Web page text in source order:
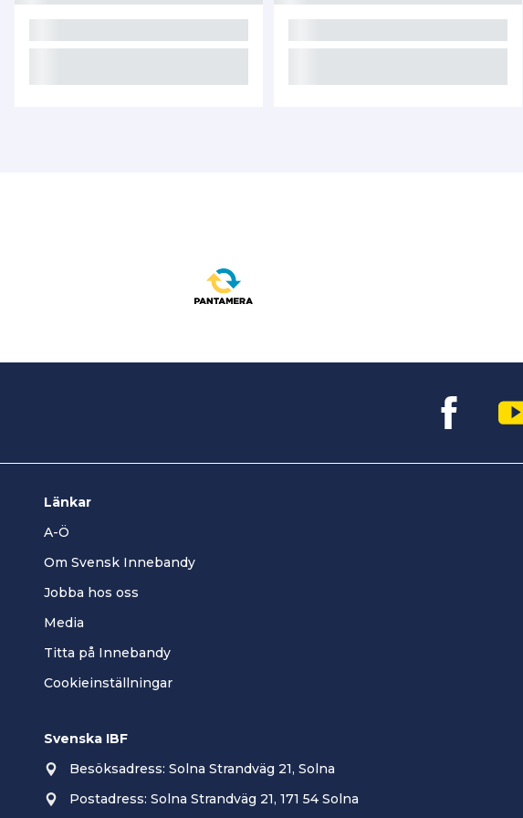
Länkar
A-Ö
Om Svensk Innebandy
Jobba hos oss
Media
Titta på Innebandy
Cookieinställningar
Svenska IBF
Besöksadress: Solna Strandväg 21, Solna
Postadress: Solna Strandväg 21, 171 54 Solna